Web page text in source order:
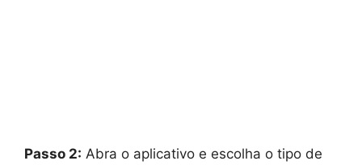
Passo 2: Abra o aplicativo e escolha o tipo de